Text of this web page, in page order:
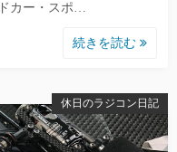
カー・スポ…
続きを読む
休日のラジコン日記